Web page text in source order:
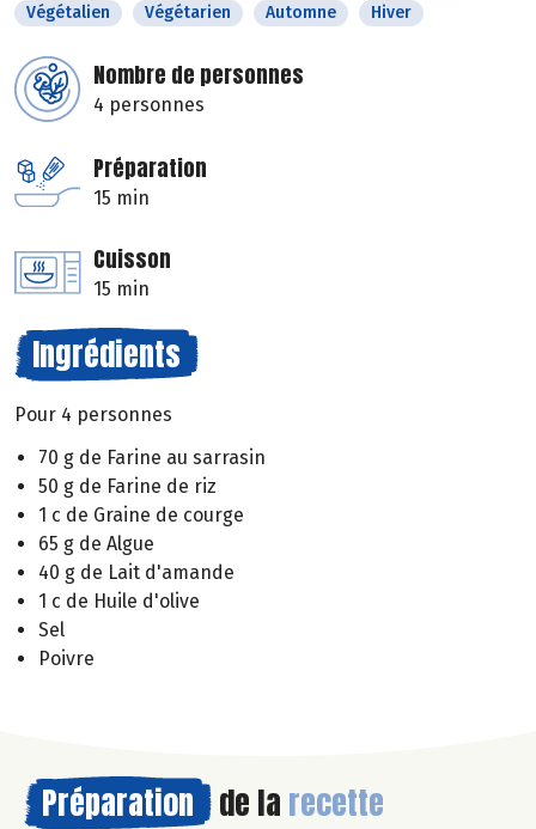
Végétalien
Végétarien Automne Hiver
Nombre de personnes
4 personnes
Préparation
15 min
Cuisson
15 min
Ingrédients
Pour 4 personnes
70 g de Farine au sarrasin
50 g de Farine de riz
1 c de Graine de courge
65 g de Algue
40 g de Lait d'amande
1 c de Huile d'olive
Sel
Poivre
Préparation de la recette